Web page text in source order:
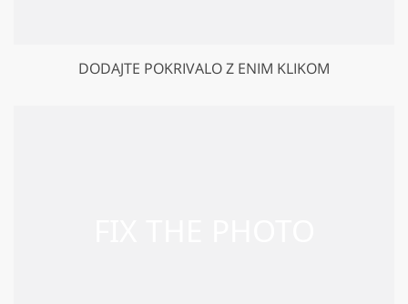
DODAJTE POKRIVALO Z ENIM KLIKOM